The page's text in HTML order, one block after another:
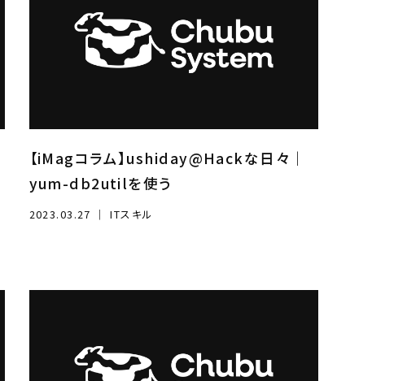
【iMagコラム】ushiday@Hackな日々｜
yum-db2utilを使う
2023.03.27 ｜ITスキル